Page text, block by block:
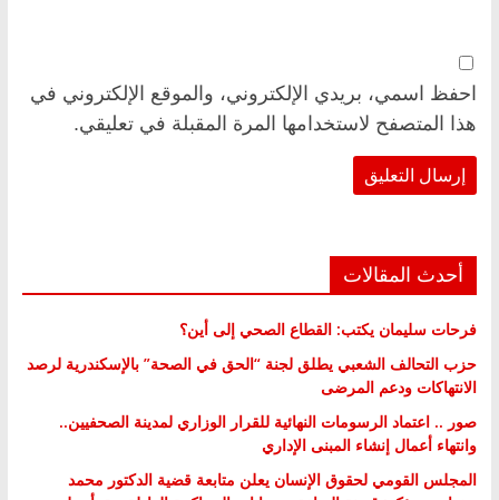
احفظ اسمي، بريدي الإلكتروني، والموقع الإلكتروني في
هذا المتصفح لاستخدامها المرة المقبلة في تعليقي.
أحدث المقالات
فرحات سليمان يكتب: القطاع الصحي إلى أين؟
حزب التحالف الشعبي يطلق لجنة “الحق في الصحة” بالإسكندرية لرصد
الانتهاكات ودعم المرضى
صور .. اعتماد الرسومات النهائية للقرار الوزاري لمدينة الصحفيين..
وانتهاء أعمال إنشاء المبنى الإداري
المجلس القومي لحقوق الإنسان يعلن متابعة قضية الدكتور محمد